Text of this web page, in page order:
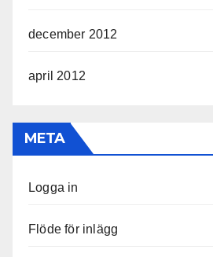
december 2012
april 2012
META
Logga in
Flöde för inlägg